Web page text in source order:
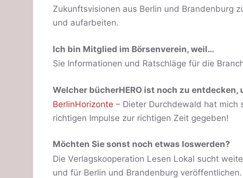
Zukunftsvisionen aus Berlin und Brandenburg
und aufarbeiten.
Ich bin Mitglied im Börsenverein, weil…
Sie Informationen und Ratschläge für die
Welcher bücherHERO ist noch zu entdecken,
BerlinHorizonte – Dieter Durchdewald hat
richtigen Impulse zur richtigen Zeit gegeben!
Möchten Sie sonst noch etwas loswerden?
Die Verlagskooperation Lesen Lokal sucht
und für Berlin und Brandenburg